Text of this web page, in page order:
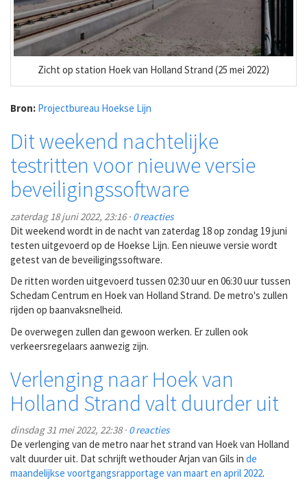
Zicht op station Hoek van Holland Strand (25 mei 2022)
Bron: Projectbureau Hoekse Lijn
Dit weekend nachtelijke
testritten voor nieuwe versie
beveiligingssoftware
zaterdag 18 juni 2022, 23:16 · 0 reacties
Dit weekend wordt in de nacht van zaterdag 18 op zondag 19 juni
testen uitgevoerd op de Hoekse Lijn. Een nieuwe versie wordt
getest van de beveiligingssoftware.
De ritten worden uitgevoerd tussen 02:30 uur en 06:30 uur tussen
Schedam Centrum en Hoek van Holland Strand. De metro's zullen
rijden op baanvaksnelheid.
De overwegen zullen dan gewoon werken. Er zullen ook
verkeersregelaars aanwezig zijn.
Verlenging naar Hoek van
Holland Strand valt duurder uit
dinsdag 31 mei 2022, 22:38 · 0 reacties
De verlenging van de metro naar het strand van Hoek van Holland
valt duurder uit. Dat schrijft wethouder Arjan van Gils in de
maandelijkse voortgangsrapportage van maart en april 2022.